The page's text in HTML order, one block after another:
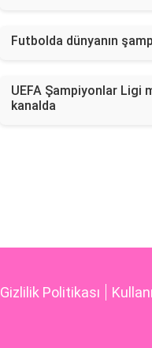
Futbolda dünyanın
UEFA Şampiyonlar Ligi
kanalda
Gizlilik Politikası